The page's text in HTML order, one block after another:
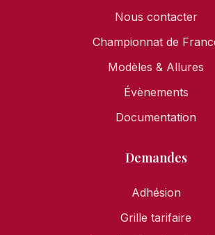
Nous contacter
Championnat de
Modèles & Allures
Évènements
Documentation
Demandes
Adhésion
Grille tarifaire